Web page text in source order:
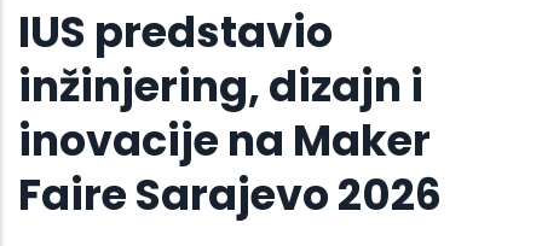
IUS predstavio
inžinjering, dizajn i
inovacije na Maker
Faire Sarajevo 2026